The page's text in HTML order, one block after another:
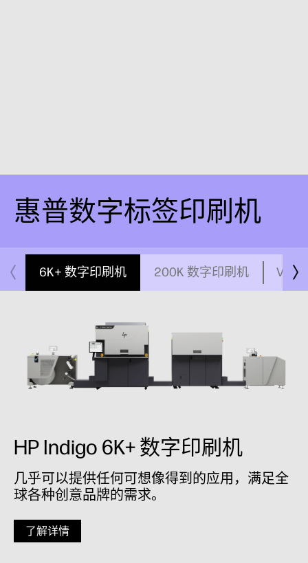
惠普数字标签印刷机
6K+ 数字印刷机 200K 数字印刷机 V12
HP Indigo 6K+ 数字印刷机
几乎可以提供任何可想像得到的应用，满足全
球各种创意品牌的需求。
了解详情